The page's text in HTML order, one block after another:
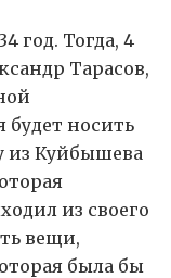
год. Тогда, 4
Тарасов,
носить
из Куйбышева
из своего
вещи,
была бы